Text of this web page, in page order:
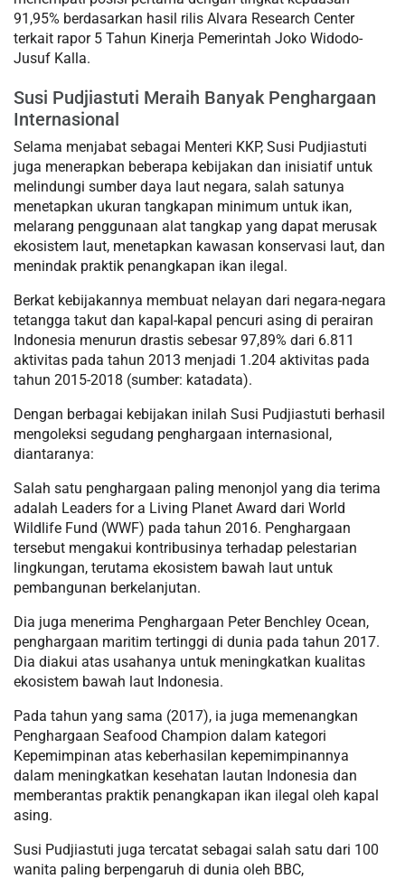
91,95% berdasarkan hasil rilis Alvara Research Center
terkait rapor 5 Tahun Kinerja Pemerintah Joko Widodo-
Jusuf Kalla.
Susi Pudjiastuti Meraih Banyak Penghargaan
Internasional
Selama menjabat sebagai Menteri KKP, Susi Pudjiastuti
juga menerapkan beberapa kebijakan dan inisiatif untuk
melindungi sumber daya laut negara, salah satunya
menetapkan ukuran tangkapan minimum untuk ikan,
melarang penggunaan alat tangkap yang dapat merusak
ekosistem laut, menetapkan kawasan konservasi laut, dan
menindak praktik penangkapan ikan ilegal.
Berkat kebijakannya membuat nelayan dari negara-negara
tetangga takut dan kapal-kapal pencuri asing di perairan
Indonesia menurun drastis sebesar 97,89% dari 6.811
aktivitas pada tahun 2013 menjadi 1.204 aktivitas pada
tahun 2015-2018 (sumber: katadata).
Dengan berbagai kebijakan inilah Susi Pudjiastuti berhasil
mengoleksi segudang penghargaan internasional,
diantaranya:
Salah satu penghargaan paling menonjol yang dia terima
adalah Leaders for a Living Planet Award dari World
Wildlife Fund (WWF) pada tahun 2016. Penghargaan
tersebut mengakui kontribusinya terhadap pelestarian
lingkungan, terutama ekosistem bawah laut untuk
pembangunan berkelanjutan.
Dia juga menerima Penghargaan Peter Benchley Ocean,
penghargaan maritim tertinggi di dunia pada tahun 2017.
Dia diakui atas usahanya untuk meningkatkan kualitas
ekosistem bawah laut Indonesia.
Pada tahun yang sama (2017), ia juga memenangkan
Penghargaan Seafood Champion dalam kategori
Kepemimpinan atas keberhasilan kepemimpinannya
dalam meningkatkan kesehatan lautan Indonesia dan
memberantas praktik penangkapan ikan ilegal oleh kapal
asing.
Susi Pudjiastuti juga tercatat sebagai salah satu dari 100
wanita paling berpengaruh di dunia oleh BBC,